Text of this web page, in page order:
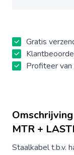
Gratis
Profiteer
MTR +
Staalkabel t.b.v.